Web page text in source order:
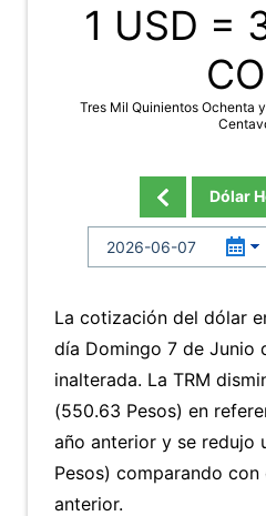
1 USD =
Tres Mil Quinientos Ochenta
Dólar
La cotización del dólar
día Domingo 7 de Junio
inalterada. La TRM
(550.63 Pesos) en
año anterior y se redujo
Pesos) comparando
anterior.